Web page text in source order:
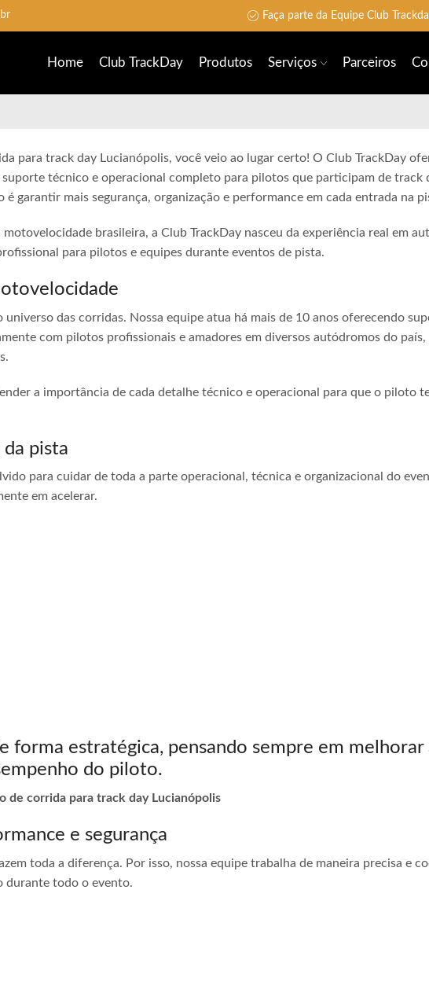
Faça parte da Equipe Club
Home Club TrackDay Produtos Serviços Parceiros
para track day Lucianópolis, você veio ao lugar certo! O Club TrackDay
técnico e operacional completo para pilotos que participam de track
garantir mais segurança, organização e performance em cada entrada na
brasileira, a Club TrackDay nasceu da experiência real em
para pilotos e equipes durante eventos de pista.
universo das corridas. Nossa equipe atua há mais de 10 anos oferecendo
com pilotos profissionais e amadores em diversos autódromos do
a importância de cada detalhe técnico e operacional para que o piloto
pista
para cuidar de toda a parte operacional, técnica e organizacional do
em acelerar.
forma estratégica, pensando sempre em melhorar
do piloto.
de corrida para track day Lucianópolis
e segurança
toda a diferença. Por isso, nossa equipe trabalha de maneira precisa e
durante todo o evento.